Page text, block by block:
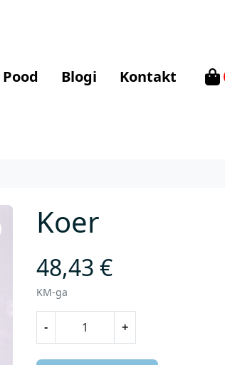
Pood Blogi Kontakt
Koer
48,43€
KM-ga
- +